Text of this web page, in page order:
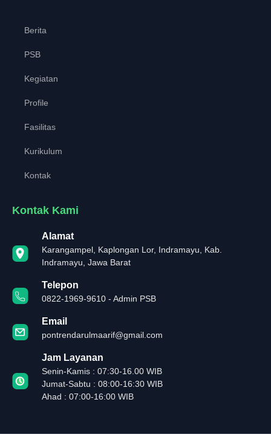
Berita
PSB
Kegiatan
Profile
Fasilitas
Kurikulum
Kontak
Kontak Kami
Alamat
Karangampel, Kaplongan Lor, Indramayu, Kab.
Indramayu, Jawa Barat
Telepon
0822-1969-9610 - Admin PSB
Email
pontrendarulmaarif@gmail.com
Jam Layanan
Senin-Kamis : 07:30-16.00 WIB
Jumat-Sabtu : 08:00-16:30 WIB
Ahad : 07:00-16:00 WIB